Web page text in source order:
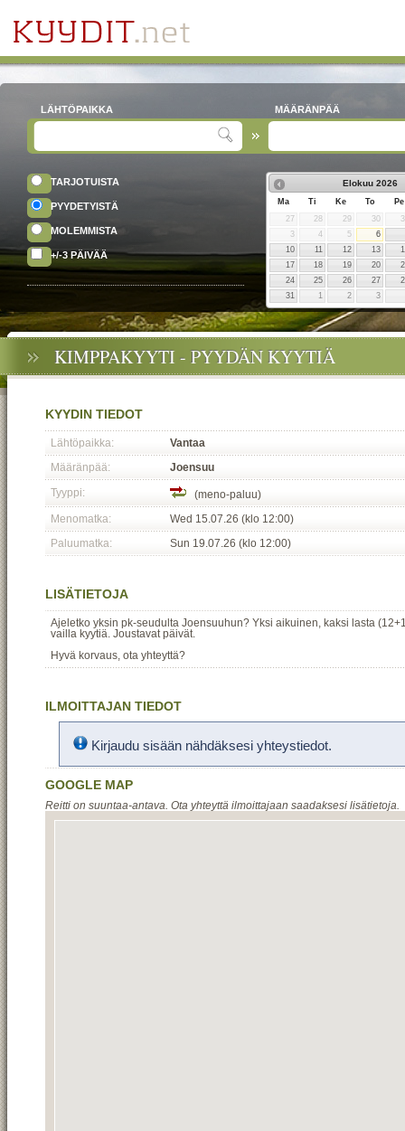
LÄHTÖPAIKKA MÄÄRÄNPÄÄ
TARJOTUISTA
PYYDETYISTÄ
MOLEMMISTA
+/-3 PÄIVÄÄ
Elokuu 2026
Ma Ti Ke To
Pe
27
28 29 30
3
4 5
6
10
11 12 13
17
18 19 20
24
25 26 27
31
1 2 3
KIMPPAKYYTI - PYYDÄN KYYTIÄ
KYYDIN TIEDOT
Lähtöpaikka:
Vantaa
Määränpää:
Joensuu
Tyyppi:
(meno-paluu)
Menomatka:
Wed 15.07.26 (klo 12:00)
Paluumatka:
Sun 19.07.26 (klo 12:00)
LISÄTIETOJA
Ajeletko yksin pk-seudulta Joensuuhun? Yksi aikuinen, kaksi lasta
vailla kyytiä. Joustavat päivät.
Hyvä korvaus, ota yhteyttä?
ILMOITTAJAN TIEDOT
Kirjaudu sisään nähdäksesi yhteystiedot.
GOOGLE MAP
Reitti on suuntaa-antava. Ota yhteyttä ilmoittajaan saadaksesi lisätietoja.